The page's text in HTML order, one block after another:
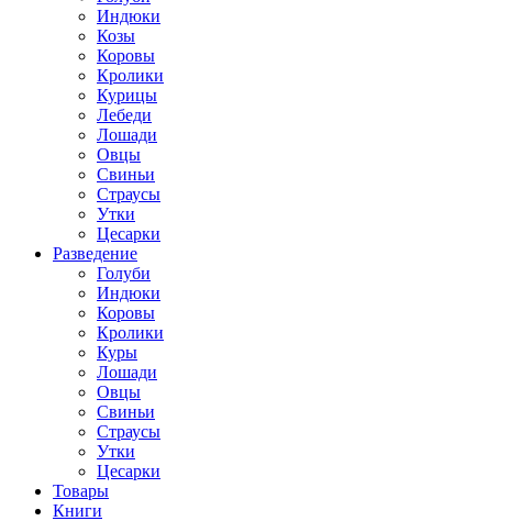
Индюки
Козы
Коровы
Кролики
Курицы
Лебеди
Лошади
Овцы
Свиньи
Страусы
Утки
Цесарки
Разведение
Голуби
Индюки
Коровы
Кролики
Куры
Лошади
Овцы
Свиньи
Страусы
Утки
Цесарки
Товары
Книги